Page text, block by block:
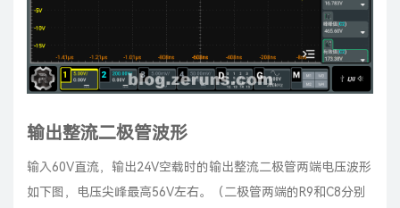
输出整流二极管波形
输入60V直流，输出24V空载时的输出整流二极管两端电压波形
如下图，电压尖峰最高56V左右。（二极管两端的R9和C8分别